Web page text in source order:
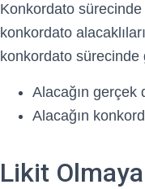
Konkordato
konkordato
konkordato sürecinde
Alacağın gerçek
Alacağın
Likit